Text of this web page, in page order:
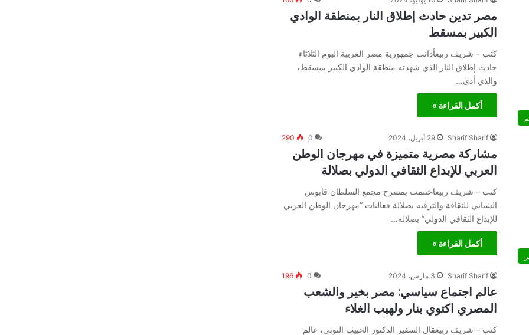
مصر تدين حادث إطلاق النار بمنطقة الوادي
الكبير بمسقط
كتب – شريف ربيعأدانت جمهورية مصر العربية اليوم الثلاثاء
حادث إطلاق النار الذي شهدته منطقة الوادي الكبير بمسقط،
والذي أدى…
أكمل القراءة »
Sharif Sharif 29 أبريل، 2024 0
290
مشاركة مصرية متميزة في مهرجان الوطن
العربي للإبداع الثقافي الدولي بصلالة
كتب – شريف ربيعاختتمت بمسرح مجمع السلطان قابوس
الشبابي للثقافة والترفيه بصلالة فعاليات “مهرجان الوطن العربي
للإبداع الثقافي الدولي” بصلالة…
أكمل القراءة »
Sharif Sharif 3 مارس، 2024 0
196
عالم اجتماع سياسي: مصر بخير والشعب
المصري اكتوي بنار ولهيب الغلاء
كتب – شريف ربيعقال السفير الدكتور الحبيب النوبي، عالم